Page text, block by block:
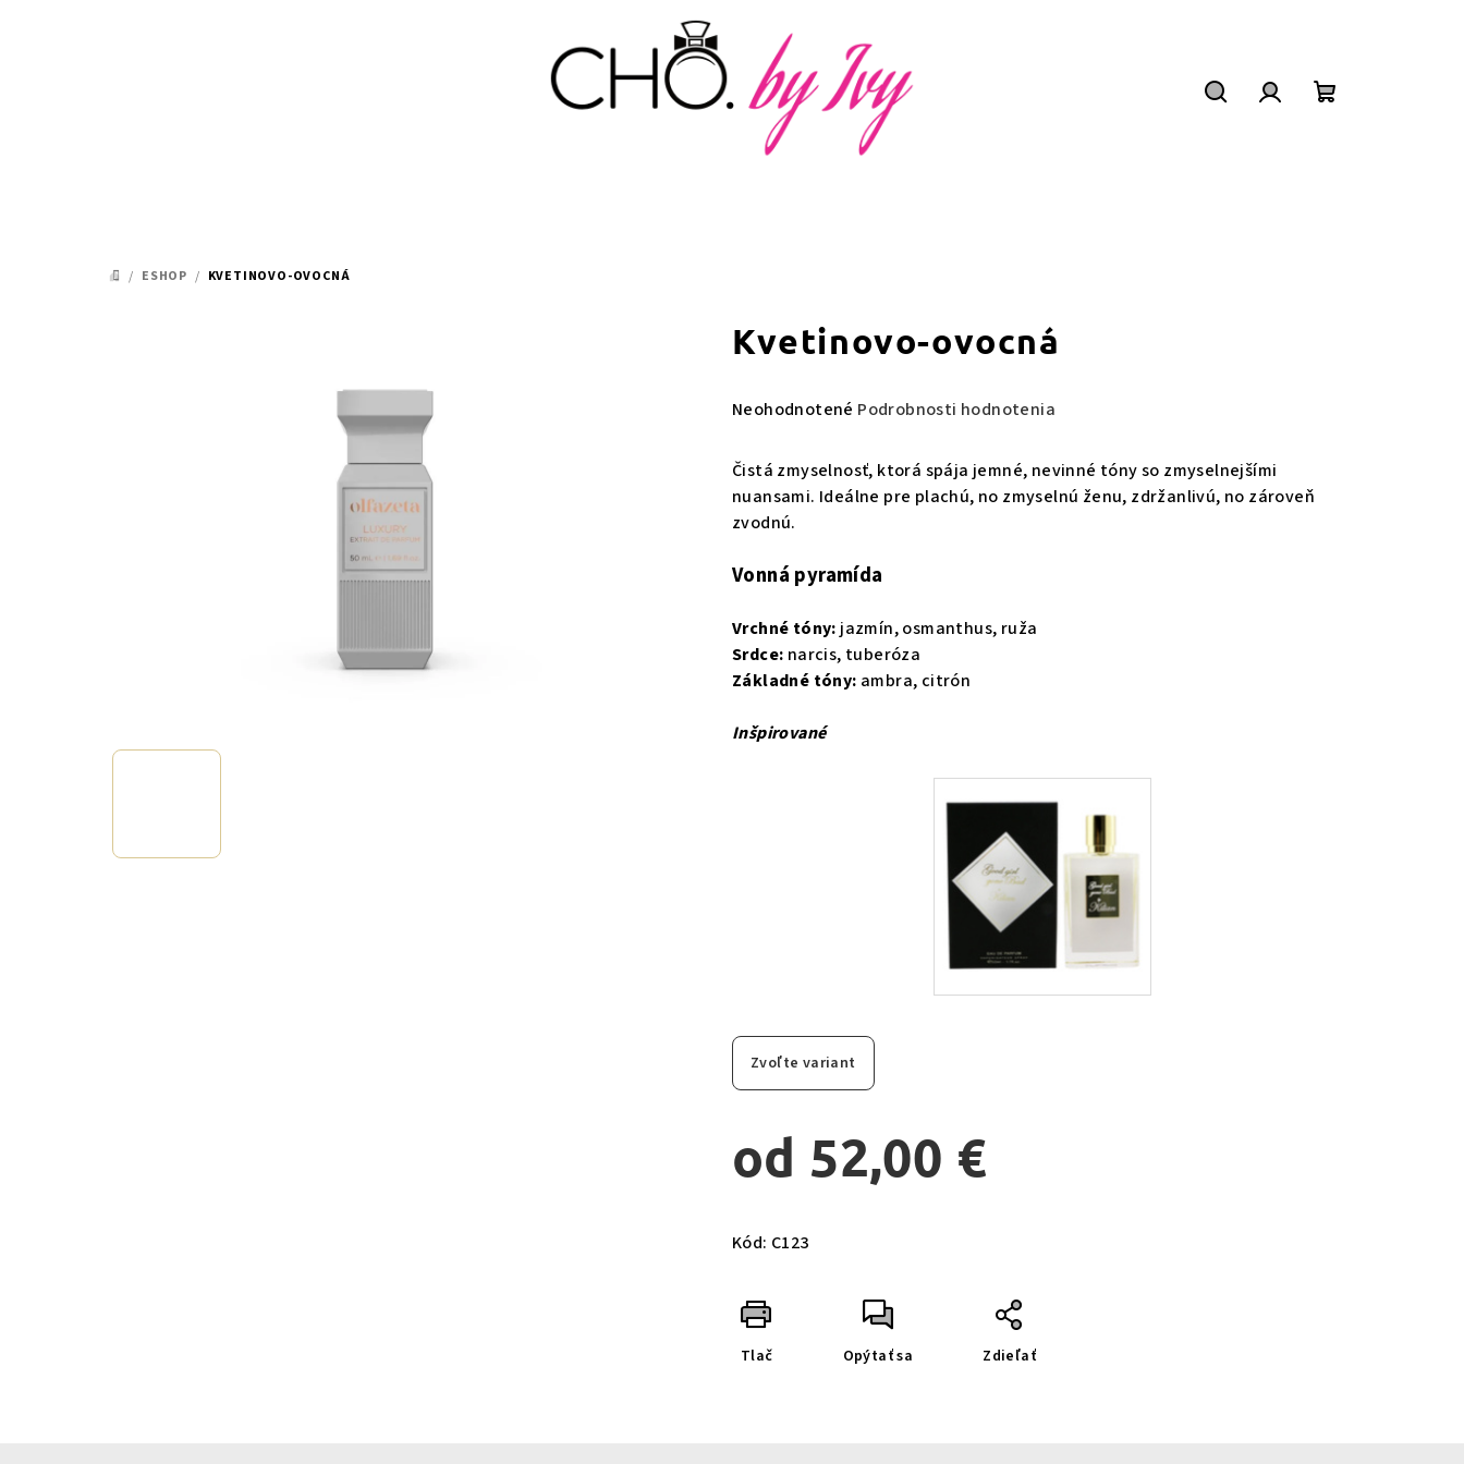
DOMOV
/ ESHOP / KVETINOVO-OVOCNÁ
kvetinovo-ovocná
Priemerné
produktu
5
hviezdičiek.
Neohodnotené Podrobnosti hodnotenia
Čistá zmyselnosť, ktorá spája jemné, nevinné tóny so zmyselnejšími
nuansami. Ideálne pre plachú, no zmyselnú ženu, zdržanlivú, no zároveň
zvodnú.
Vonná pyramída
Vrchné tóny: jazmín, osmanthus, ruža
Srdce: narcis, tuberóza
Základné tóny: ambra, citrón
Inšpirované
Zvoľte variant
od 52,00 €
cena:
Kód: C123
Tlač Opýtať sa Zdieľať